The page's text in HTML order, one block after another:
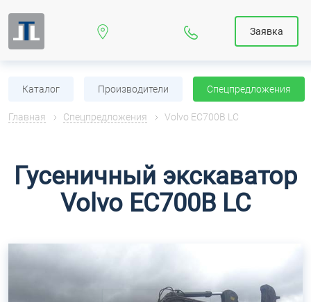
Заявка
Каталог Производители Спецпредложения
Главная Спецпредложения Volvo EC700B LC
Гусеничный экскаватор
Volvo EC700B LC